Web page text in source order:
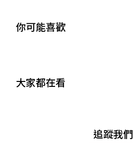
你可能喜歡
大家都在看
追蹤我們